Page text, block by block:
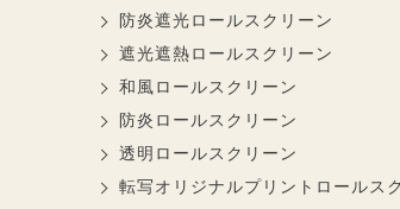
防炎遮光ロールスクリーン
遮光遮熱ロールスクリーン
和風ロールスクリーン
防炎ロールスクリーン
透明ロールスクリーン
転写オリジナルプリントロールス